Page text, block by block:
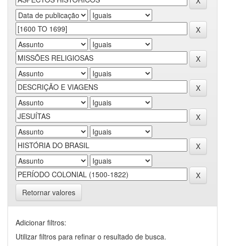
Retornar valores
Adicionar filtros:
Utilizar filtros para refinar o resultado de busca.